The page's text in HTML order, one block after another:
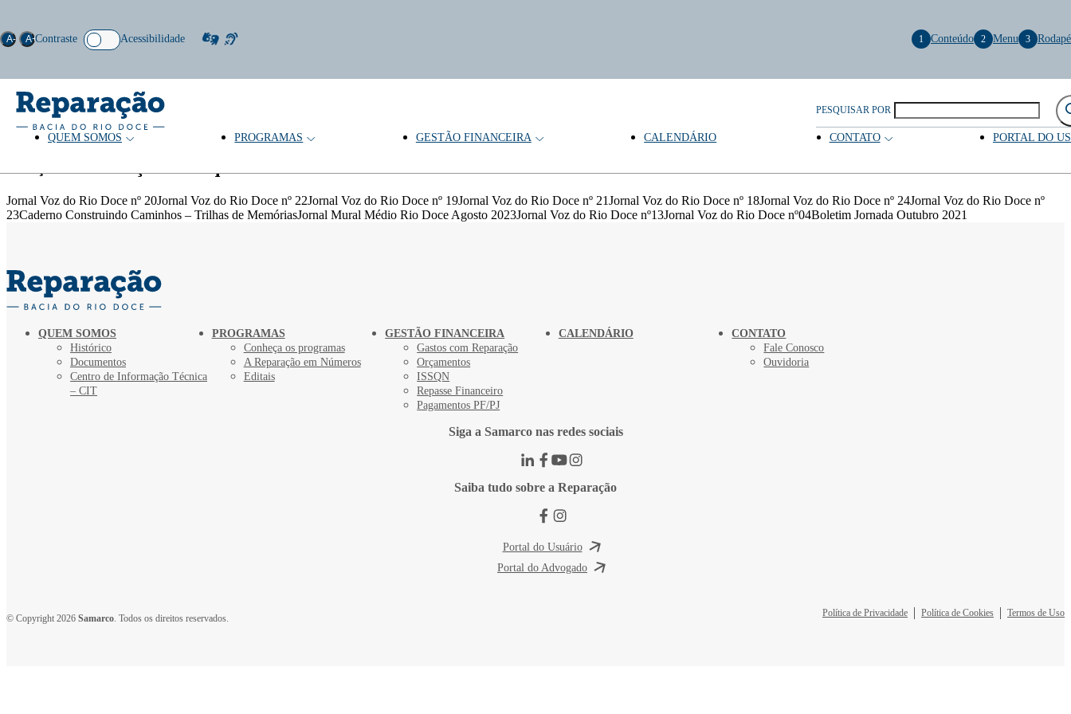
PESQUISAR POR
QUEM SOMOS PROGRAMAS GESTÃO FINANCEIRA CALENDÁRIO CONTATO PORTAL DO
Acessibilidade
A- A+Contraste 1 Conteúdo 2 Menu 3 Rodapé
Jornal Voz do Rio Doce nº 20Jornal Voz do Rio Doce nº 22Jornal Voz do Rio Doce nº 19Jornal Voz do Rio Doce nº 21Jornal Voz do Rio Doce nº 18Jornal Voz do Rio Doce nº 24Jornal Voz do Rio Doce nº
23Caderno Construindo Caminhos – Trilhas de MemóriasJornal Mural Médio Rio Doce Agosto 2023Jornal Voz do Rio Doce nº13Jornal Voz do Rio Doce nº04Boletim Jornada Outubro 2021
QUEM SOMOS
Histórico
Documentos
Centro de Informação Técnica
– CIT
PROGRAMAS
Conheça os programas
A Reparação em Números
Editais
GESTÃO FINANCEIRA
Gastos com Reparação
Orçamentos
ISSQN
Repasse Financeiro
Pagamentos PF/PJ
CALENDÁRIO
CONTATO
Fale Conosco
Ouvidoria
Siga a Samarco nas redes sociais
Saiba tudo sobre a Reparação
Portal do Usuário
Portal do Advogado
© Copyright 2026 Samarco . Todos os direitos reservados. Política de Privacidade Política de Cookies Termos de Uso